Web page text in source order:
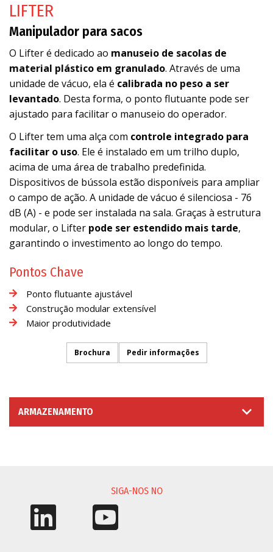
LIFTER
Manipulador para sacos
O Lifter é dedicado ao manuseio de sacolas de
material plástico em granulado. Através de uma
unidade de vácuo, ela é calibrada no peso a ser
levantado. Desta forma, o ponto flutuante pode ser
ajustado para facilitar o manuseio do operador.
O Lifter tem uma alça com controle integrado para
facilitar o uso. Ele é instalado em um trilho duplo,
acima de uma área de trabalho predefinida.
Dispositivos de bússola estão disponíveis para ampliar
o campo de ação. A unidade de vácuo é silenciosa - 76
dB (A) - e pode ser instalada na sala. Graças à estrutura
modular, o Lifter pode ser estendido mais tarde,
garantindo o investimento ao longo do tempo.
Pontos Chave
Ponto flutuante ajustável
Construção modular extensível
Maior produtividade
Brochura Pedir informações
ARMAZENAMENTO
SIGA-NOS NO